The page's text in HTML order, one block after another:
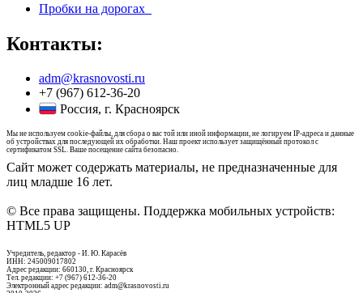
Пробки на дорогах
Контакты:
adm@krasnovosti.ru
+7 (967) 612-36-20
Россия, г. Красноярск
Мы не используем cookie-файлы, для сбора о вас той или иной информации, не логируем IP-адреса и данные
об устройствах для последующей их обработки. Наш проект использует защищённый протокол с
сертификатом SSL. Ваше посещение сайта безопасно.
Сайт может содержать материалы, не предназначенные для
лиц младше 16 лет.
© Все права защищены. Поддержка мобильных устройств:
HTML5 UP
Учредитель, редактор - И. Ю. Карасёв
ИНН: 245009017802
Адрес редакции: 660130, г. Красноярск
Тел. редакции: +7 (967) 612-36-20
Электронный адрес редакции: adm@krasnovosti.ru